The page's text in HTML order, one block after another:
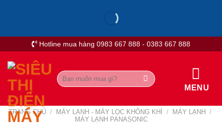
Hotline mua hàng 0983 667 888 - 0383 667 888
Tìm
kiếm:
MENU
TRANG CHỦ / MÁY LẠNH - MÁY LỌC KHÔNG KHÍ / MÁY LẠNH
/
MÁY LẠNH PANASONIC